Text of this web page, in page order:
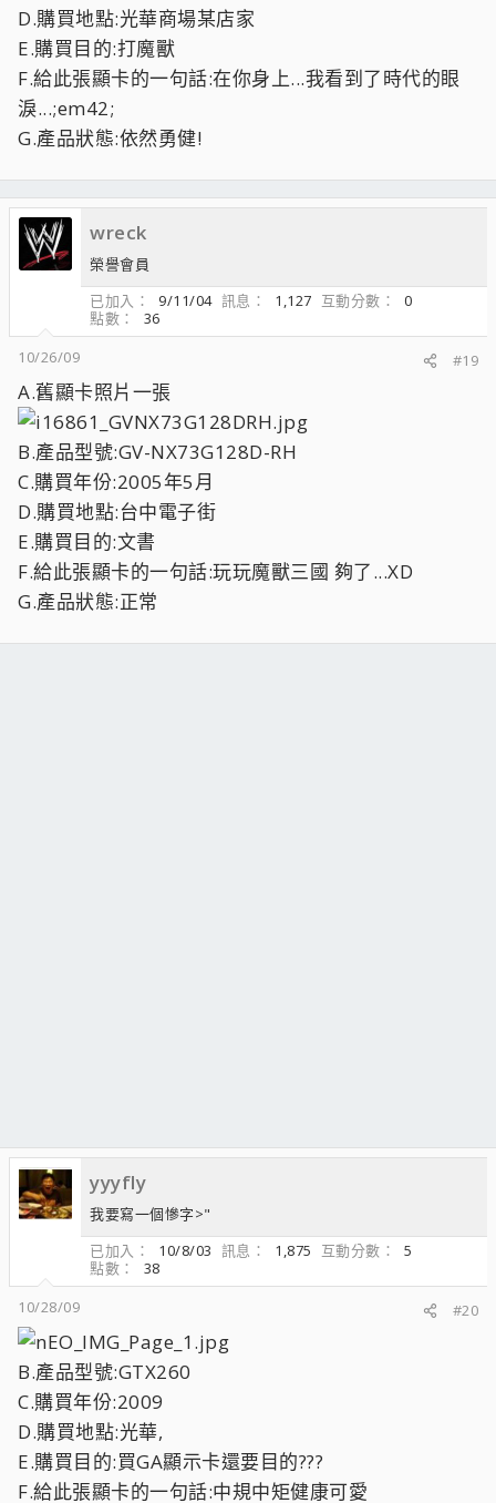
D.購買地點:光華商場某店家
E.購買目的:打魔獸
F.給此張顯卡的一句話:在你身上...我看到了時代的眼
淚...;em42;
G.產品狀態:依然勇健!
wreck
榮譽會員
已加入
9/11/04 訊息 1,127 互動分數
0
點數
36
10/26/09
#19
A.舊顯卡照片一張
B.產品型號:GV-NX73G128D-RH
C.購買年份:2005年5月
D.購買地點:台中電子街
E.購買目的:文書
F.給此張顯卡的一句話:玩玩魔獸三國 夠了...XD
G.產品狀態:正常
yyyfly
我要寫一個慘字>"
已加入
10/8/03 訊息 1,875 互動分數
5
點數
38
10/28/09
#20
B.產品型號:GTX260
C.購買年份:2009
D.購買地點:光華,
E.購買目的:買GA顯示卡還要目的???
F.給此張顯卡的一句話:中規中矩健康可愛